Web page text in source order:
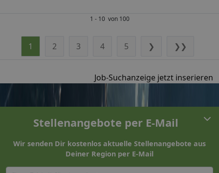
1 - 10 von 100
1 2 3 4 5 ❯ ❯❯
Job-Suchanzeige jetzt inserieren
Stellenangebote per E-Mail
Wir senden Dir kostenlos aktuelle Stellenangebote aus
Deiner Region per E-Mail